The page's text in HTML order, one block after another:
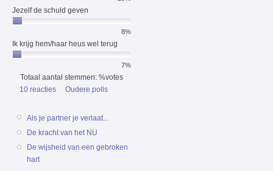
Jezelf de schuld geven
8%
Ik krijg hem/haar heus wel terug
7%
Totaal aantal stemmen: %votes
10 reacties
Oudere polls
Als je partner je verlaat...
De kracht van het NU
De wijsheid van een gebroken
hart